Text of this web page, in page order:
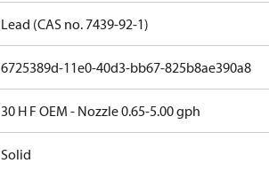
Lead (CAS no. 7439-92-1)
6725389d-11e0-40d3-bb67-825b8ae390a8
30 H F OEM - Nozzle 0.65-5.00 gph
Solid